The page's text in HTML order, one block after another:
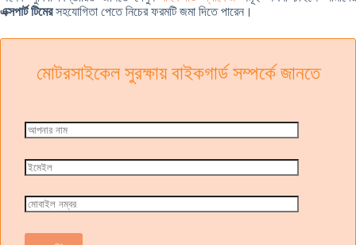
এক্সপার্ট টিমেরসহযোগিতা পেতে নিচের ফরমটি জমা দিতে পারেন।
মোটরসাইকেল সুরক্ষায় বাইকগার্ড সম্পর্কে জানতে